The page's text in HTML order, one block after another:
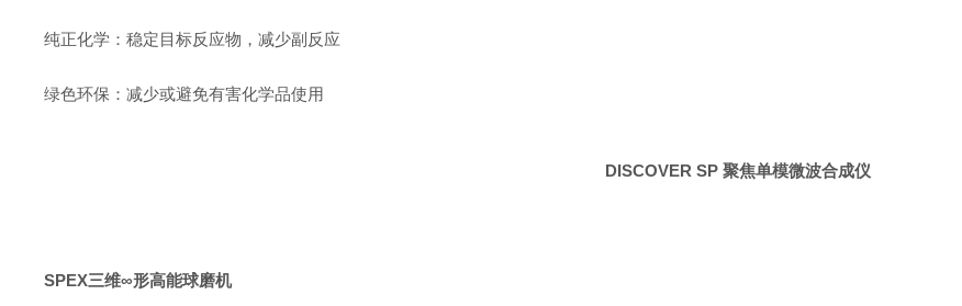
纯正化学：稳定目标反应物，减少副反应
绿色环保：减少或避免有害化学品使用
DISCOVER SP 聚焦单模微波合成仪
SPEX三维∞形高能球磨机